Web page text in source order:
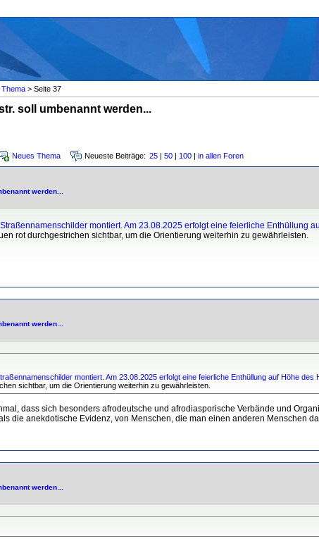
Thema > Seite 37
soll umbenannt werden...
Neues Thema Neueste Beiträge: 25 | 50 | 100 | in allen Foren
werden...
montiert. Am 23.08.2025 erfolgt eine feierliche Enthüllung
rot durchgestrichen sichtbar, um die Orientierung weiterhin zu gewährleisten.
werden...
montiert. Am 23.08.2025 erfolgt eine feierliche Enthüllung auf Höhe des
sichtbar, um die Orientierung weiterhin zu gewährleisten.
dass sich besonders afrodeutsche und afrodiasporische Verbände und
die anekdotische Evidenz, von Menschen, die man einen anderen Menschen
werden...